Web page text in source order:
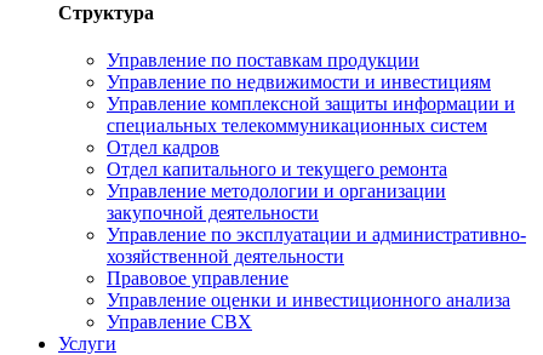
Структура
Управление по поставкам продукции
Управление по недвижимости и инвестициям
Управление комплексной защиты информации и
специальных телекоммуникационных систем
Отдел кадров
Отдел капитального и текущего ремонта
Управление методологии и организации
закупочной деятельности
Управление по эксплуатации и административно-
хозяйственной деятельности
Правовое управление
Управление оценки и инвестиционного анализа
Управление СВХ
Услуги